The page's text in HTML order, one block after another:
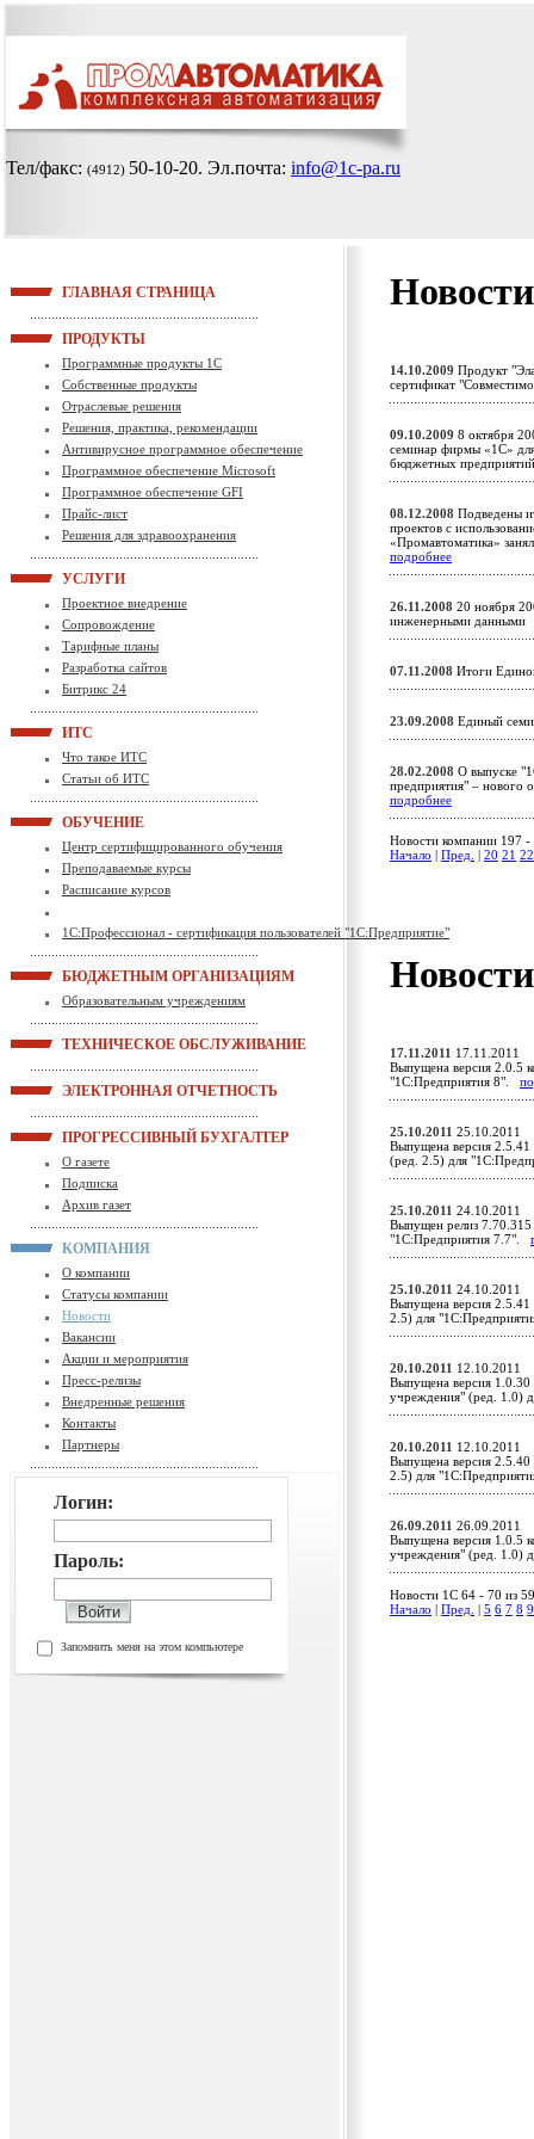
Тел/факс: (4912) 50-10-20. Эл.почта: info@1c-pa.ru
ГЛАВНАЯ СТРАНИЦА
ПРОДУКТЫ
Программные продукты 1С
Собственные продукты
Отраслевые решения
Решения, практика, рекомендации
Антивирусное программное обеспечение
Программное обеспечение Microsoft
Программное обеспечение GFI
Прайс-лист
Решения для здравоохранения
УСЛУГИ
Проектное внедрение
Сопровождение
Тарифные планы
Разработка сайтов
Битрикс 24
ИТС
Что такое ИТС
Статьи об ИТС
ОБУЧЕНИЕ
Центр сертифицированного обучения
Преподаваемые курсы
Расписание курсов
1С:Профессионал - сертификация пользователей "1С:Предприятие"
БЮДЖЕТНЫМ ОРГАНИЗАЦИЯМ
Образовательным учреждениям
ТЕХНИЧЕСКОЕ ОБСЛУЖИВАНИЕ
ЭЛЕКТРОННАЯ ОТЧЕТНОСТЬ
ПРОГРЕССИВНЫЙ БУХГАЛТЕР
О газете
Подписка
Архив газет
КОМПАНИЯ
О компании
Статусы компании
Новости
Вакансии
Акции и мероприятия
Пресс-релизы
Внедренные решения
Контакты
Партнеры
Логин:
Пароль:
Запомнить меня на этом компьютере
14.10.2009 Продукт
сертификат
09.10.2009 8 октября
семинар фирмы «1С» для
бюджетных
08.12.2008 Подведены
проектов с
«Промавтоматика»
подробнее
26.11.2008 20 ноября
инженерными
07.11.2008 Итоги
23.09.2008 Единый
28.02.2008 О выпуске
предприятия" – нового
подробнее
Новости компании 197 -
Начало
Пред. 20 21 22
17.11.2011 17.11.2011
Выпущена версия 2.0.5
"1С:Предприятия 8".
25.10.2011 25.10.2011
Выпущена версия 2.5.41
(ред. 2.5) для
25.10.2011 24.10.2011
Выпущен релиз 7.70.315
"1С:Предприятия 7.7".
25.10.2011 24.10.2011
Выпущена версия 2.5.41
2.5) для
20.10.2011 12.10.2011
Выпущена версия 1.0.30
учреждения" (ред. 1.0)
20.10.2011 12.10.2011
Выпущена версия 2.5.40
2.5) для
26.09.2011 26.09.2011
Выпущена версия 1.0.5
учреждения" (ред. 1.0)
Новости 1C 64 - 70 из
Начало
Пред. 5 6 7 8 9